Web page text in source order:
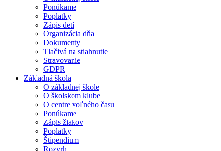
Ponúkame
Poplatky
Zápis detí
Organizácia dňa
Dokumenty
Tlačivá na stiahnutie
Stravovanie
GDPR
Základná škola
O základnej škole
O školskom klube
O centre voľného času
Ponúkame
Zápis žiakov
Poplatky
Štipendium
Rozvrh